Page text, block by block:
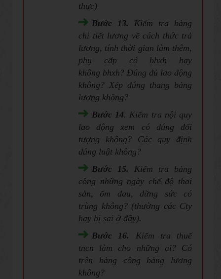
thực)
Bước 13. Kiểm tra bảng
chi tiết lương về cách thức trả
lương, tính thời gian làm thêm,
phụ cấp có bhxh hay
không bhxh? Đúng đủ lao động
không? Xếp đúng thang bảng
lương không?
Bước 14. Kiểm tra nội quy
lao động xem có đúng đối
tượng không? Các quy định
đúng luật không?
Bước 15. Kiểm tra bảng
công những ngày chế độ thai
sản, ốm đau, dững sức có
trùng không? (thường các Cty
hay bị sai ở đây).
Bước 16.
Kiểm tra thuế
tncn làm cho những ai? Có
trên bảng công bảng lương
không?